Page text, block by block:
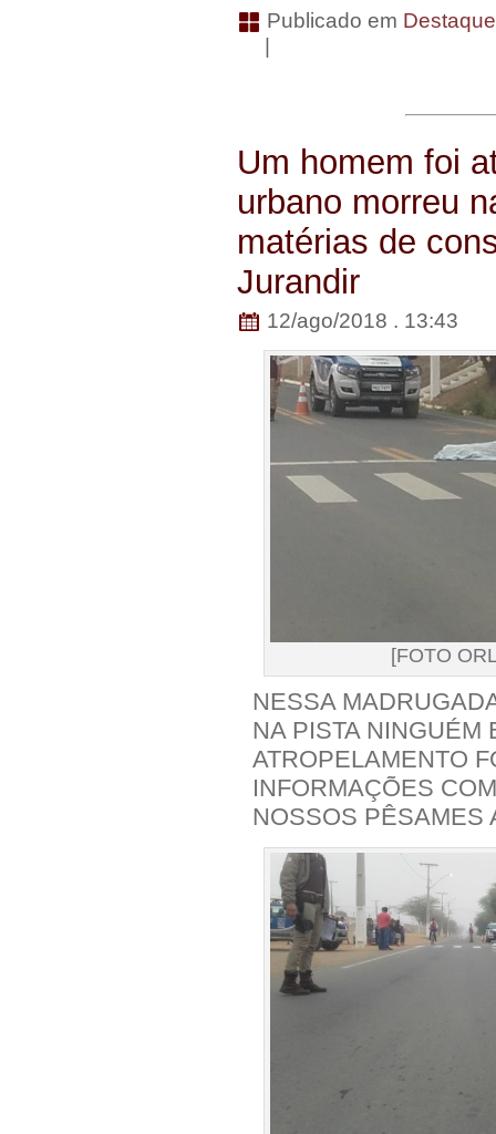
Publicado em
Um homem foi
urbano morreu
matérias de
Jurandir
12/ago/2018 . 13:43
[FOTO
NESSA
NA PISTA NINGUÉM
ATROPELAMENTO
INFORMAÇÕES
NOSSOS PÊSAMES